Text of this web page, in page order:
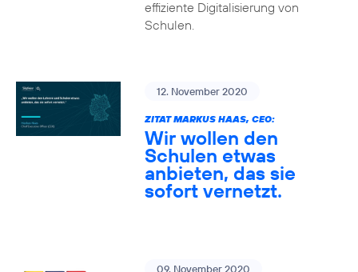
effiziente Digitalisierung von
Schulen.
12. November 2020
ZITAT MARKUS HAAS, CEO:
Wir wollen den
Schulen etwas
anbieten, das sie
sofort vernetzt.
09. November 2020